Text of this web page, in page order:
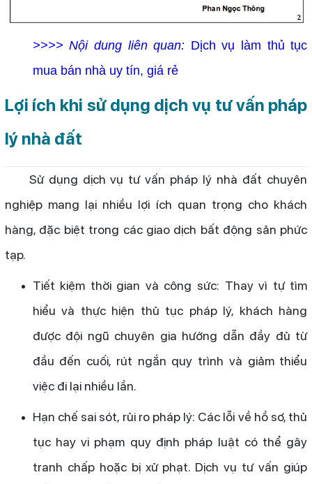
>>>> Nội dung liên quan: Dịch vụ làm thủ tục
mua bán nhà uy tín, giá rẻ
Lợi ích khi sử dụng dịch vụ tư vấn pháp
lý nhà đất
Sử dụng dịch vụ tư vấn pháp lý nhà đất chuyên
nghiệp mang lại nhiều lợi ích quan trọng cho khách
hàng, đặc biệt trong các giao dịch bất động sản phức
tạp.
Tiết kiệm thời gian và công sức: Thay vì tự tìm
hiểu và thực hiện thủ tục pháp lý, khách hàng
được đội ngũ chuyên gia hướng dẫn đầy đủ từ
đầu đến cuối, rút ngắn quy trình và giảm thiểu
việc đi lại nhiều lần.
Hạn chế sai sót, rủi ro pháp lý: Các lỗi về hồ sơ, thủ
tục hay vi phạm quy định pháp luật có thể gây
tranh chấp hoặc bị xử phạt. Dịch vụ tư vấn giúp